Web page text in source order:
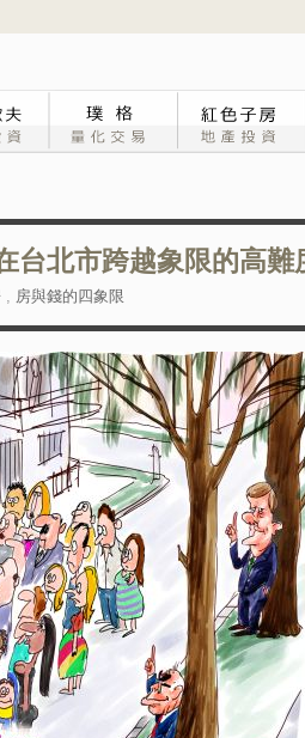
台北市跨越象限的高難
, 房與錢的四象限